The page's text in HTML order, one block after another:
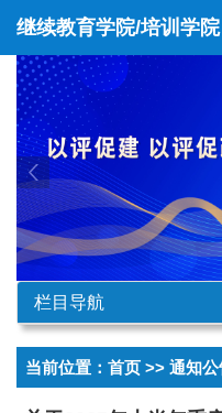
继续教育学院/培训学院
栏目导航
当前位置： 首页 >> 通知公